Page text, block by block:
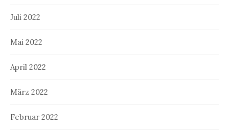
Juli 2022
Mai 2022
April 2022
März 2022
Februar 2022